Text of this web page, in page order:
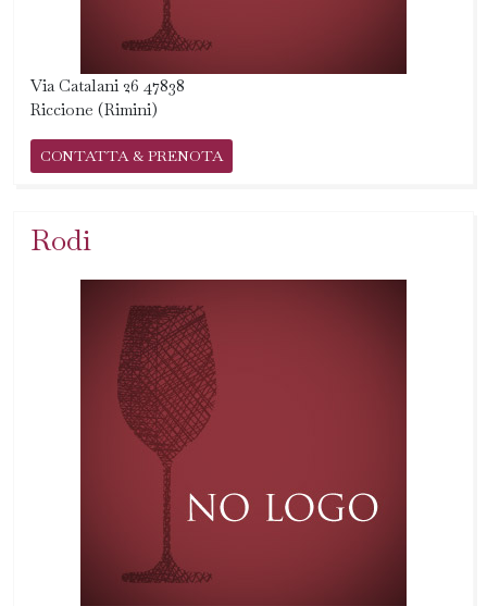
Via Catalani 26 47838
Riccione (Rimini)
CONTATTA & PRENOTA
Rodi